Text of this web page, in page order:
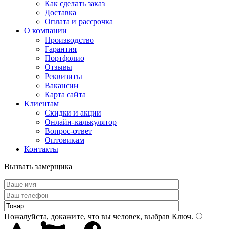
Как сделать заказ
Доставка
Оплата и рассрочка
О компании
Производство
Гарантия
Портфолио
Отзывы
Реквизиты
Вакансии
Карта сайта
Клиентам
Скидки и акции
Онлайн-калькулятор
Вопрос-ответ
Оптовикам
Контакты
Вызвать замерщика
Пожалуйста, докажите, что вы человек, выбрав Ключ.